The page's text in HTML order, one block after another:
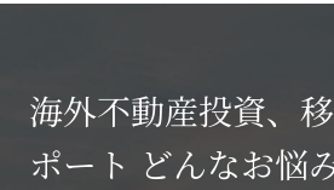
海外不動産投資、
ポート どんなお悩